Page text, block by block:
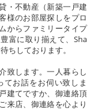
・不動産（新築一戸建
様のお部屋探しをプロ
からファミリータイプ
富に取り揃えて、Sha
ちしております。
致します。一人暮らし
お話をお伺い致しま
建てですか、御連絡頂
来店、御連絡を心より